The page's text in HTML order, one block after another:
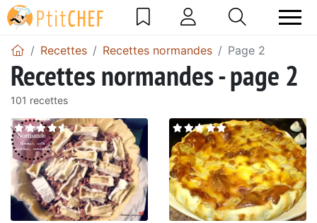
Recettes Recettes normandes Page 2
Recettes normandes - page 2
101 recettes